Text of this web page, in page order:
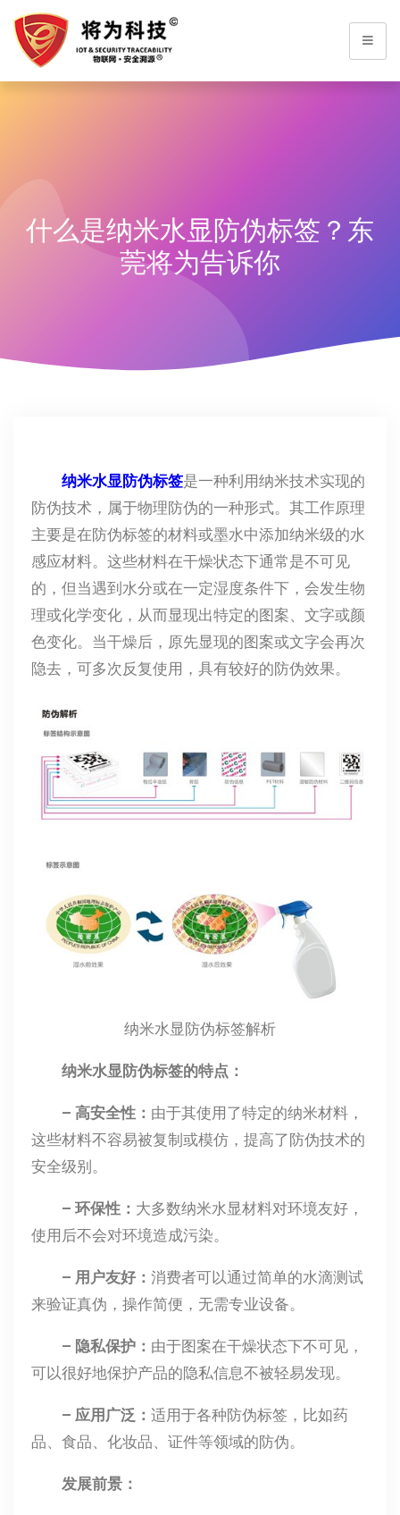
什么是纳米水显防伪标签？东
莞将为告诉你
纳米水显防伪标签是一种利用纳米技术实现的
防伪技术，属于物理防伪的一种形式。其工作原理
主要是在防伪标签的材料或墨水中添加纳米级的水
感应材料。这些材料在干燥状态下通常是不可见
的，但当遇到水分或在一定湿度条件下，会发生物
理或化学变化，从而显现出特定的图案、文字或颜
色变化。当干燥后，原先显现的图案或文字会再次
隐去，可多次反复使用，具有较好的防伪效果。
纳米水显防伪标签解析
纳米水显防伪标签的特点：
– 高安全性： 由于其使用了特定的纳米材料，
这些材料不容易被复制或模仿，提高了防伪技术的
安全级别。
– 环保性： 大多数纳米水显材料对环境友好，
使用后不会对环境造成污染。
– 用户友好： 消费者可以通过简单的水滴测试
来验证真伪，操作简便，无需专业设备。
– 隐私保护： 由于图案在干燥状态下不可见，
可以很好地保护产品的隐私信息不被轻易发现。
– 应用广泛： 适用于各种防伪标签，比如药
品、食品、化妆品、证件等领域的防伪。
发展前景：